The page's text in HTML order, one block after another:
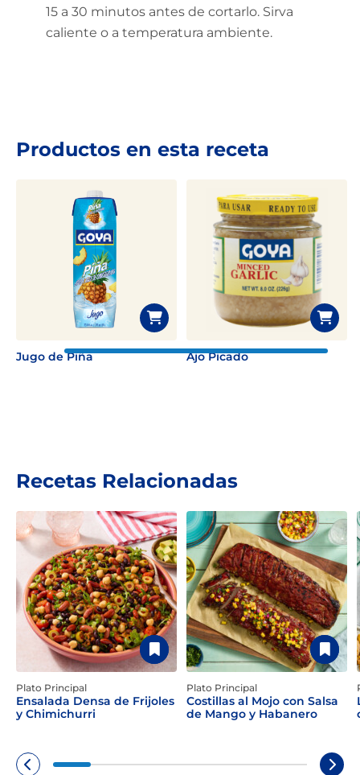
15 a 30 minutos antes de cortarlo. Sirva
caliente o a temperatura ambiente.
Productos en esta receta
Jugo de Piña Ajo Picado
Recetas Relacionadas
Plato Principal
Ensalada Densa de Frijoles
y Chimichurri
Plato Principal
Costillas al Mojo con Salsa
de Mango y Habanero